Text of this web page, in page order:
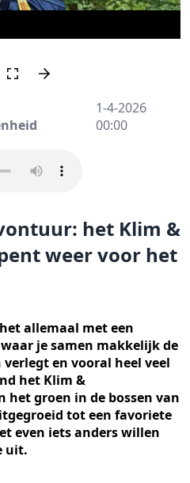
1-4-2026
00:00
het Klim &
weer voor het
allemaal met een
je samen makkelijk de
en vooral heel veel
het Klim &
groen in de bossen van
tot een favoriete
even iets anders willen
uit.